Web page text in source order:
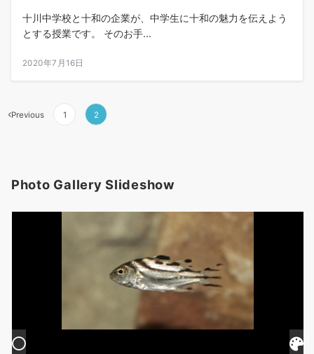
十川中学校と十和の企業が、中学生に十和の魅力を伝えよう
とする授業です。 そのお手...
2020年7月16日
投
ー
送
Previous 1 2
Photo Gallery Slideshow